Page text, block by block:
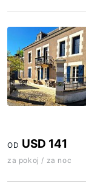
OD USD 141
za pokoj / za noc